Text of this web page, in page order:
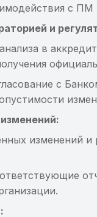
с ПМ
и
в
с
изменений и